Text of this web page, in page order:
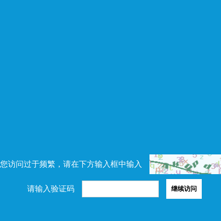
访问过于频繁，请在下方输入框中输入
请输入验证码 继续访问